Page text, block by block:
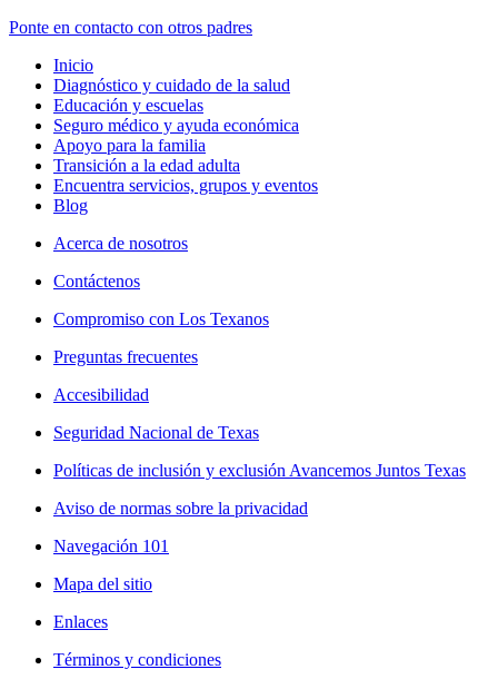
Ponte en contacto con otros padres
Inicio
Diagnóstico y cuidado de la salud
Educación y escuelas
Seguro médico y ayuda económica
Apoyo para la familia
Transición a la edad adulta
Encuentra servicios, grupos y eventos
Blog
Acerca de nosotros
Contáctenos
Compromiso con Los Texanos
Preguntas frecuentes
Accesibilidad
Seguridad Nacional de Texas
Políticas de inclusión y exclusión Avancemos Juntos Texas
Aviso de normas sobre la privacidad
Navegación 101
Mapa del sitio
Enlaces
Términos y condiciones